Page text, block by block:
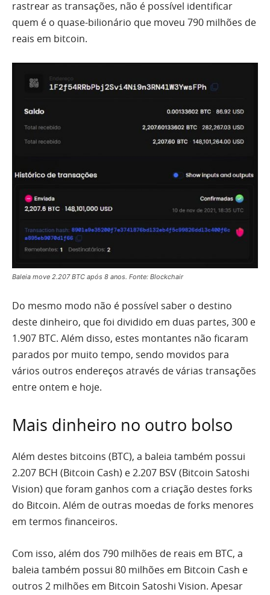
rastrear as transações, não é possível identificar
quem é o quase-bilionário que moveu 790 milhões de
reais em bitcoin.
Baleia move 2.207 BTC após 8 anos. Fonte: Blockchair
Do mesmo modo não é possível saber o destino
deste dinheiro, que foi dividido em duas partes, 300 e
1.907 BTC. Além disso, estes montantes não ficaram
parados por muito tempo, sendo movidos para
vários outros endereços através de várias transações
entre ontem e hoje.
Mais dinheiro no outro bolso
Além destes bitcoins (BTC), a baleia também possui
2.207 BCH (Bitcoin Cash) e 2.207 BSV (Bitcoin Satoshi
Vision) que foram ganhos com a criação destes forks
do Bitcoin. Além de outras moedas de forks menores
em termos financeiros.
Com isso, além dos 790 milhões de reais em BTC, a
baleia também possui 80 milhões em Bitcoin Cash e
outros 2 milhões em Bitcoin Satoshi Vision. Apesar